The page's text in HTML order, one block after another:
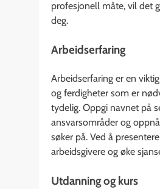
profesjonell måte, vil det
deg.
Arbeidserfaring
Arbeidserfaring er en
og ferdigheter som er
tydelig. Oppgi navnet på
ansvarsområder og
søker på. Ved å
arbeidsgivere og øke
Utdanning og kurs